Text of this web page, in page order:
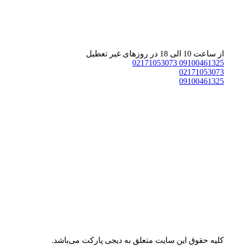
از ساعت 10 الی 18 در روزهای غیر تعطیل
09100461325
02171053073
02171053073
09100461325
کليه حقوق اين سايت متعلق به دیجی پارکت می‌باشد.